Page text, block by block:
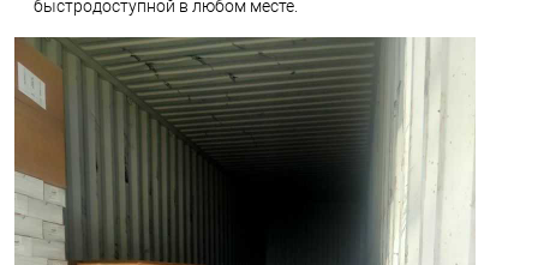
быстродоступной в любом месте.